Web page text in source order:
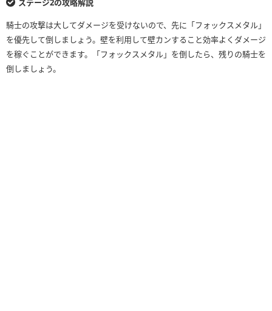
ステージ2の攻略解説
騎士の攻撃は大してダメージを受けないので、先に「フォックスメタル」
を優先して倒しましょう。壁を利用して壁カンすること効率よくダメージ
を稼ぐことができます。「フォックスメタル」を倒したら、残りの騎士を
倒しましょう。